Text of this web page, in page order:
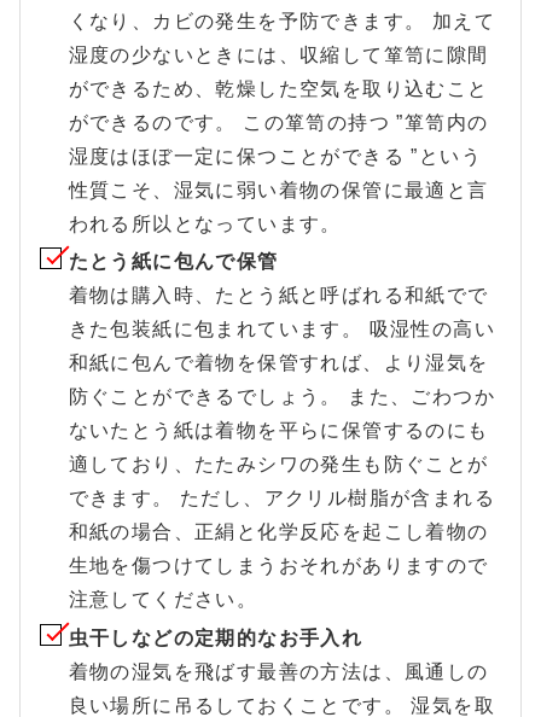
くなり、カビの発生を予防できます。 加えて
湿度の少ないときには、収縮して箪笥に隙間
ができるため、乾燥した空気を取り込むこと
ができるのです。 この箪笥の持つ ”箪笥内の
湿度はほぼ一定に保つことができる ”という
性質こそ、湿気に弱い着物の保管に最適と言
われる所以となっています。
たとう紙に包んで保管
着物は購入時、たとう紙と呼ばれる和紙でで
きた包装紙に包まれています。 吸湿性の高い
和紙に包んで着物を保管すれば、より湿気を
防ぐことができるでしょう。 また、ごわつか
ないたとう紙は着物を平らに保管するのにも
適しており、たたみシワの発生も防ぐことが
できます。 ただし、アクリル樹脂が含まれる
和紙の場合、正絹と化学反応を起こし着物の
生地を傷つけてしまうおそれがありますので
注意してください。
虫干しなどの定期的なお手入れ
着物の湿気を飛ばす最善の方法は、風通しの
良い場所に吊るしておくことです。 湿気を取